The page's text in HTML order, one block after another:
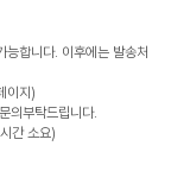
합니다. 이후에는 발송처
이지)
의부탁드립니다.
간 소요)